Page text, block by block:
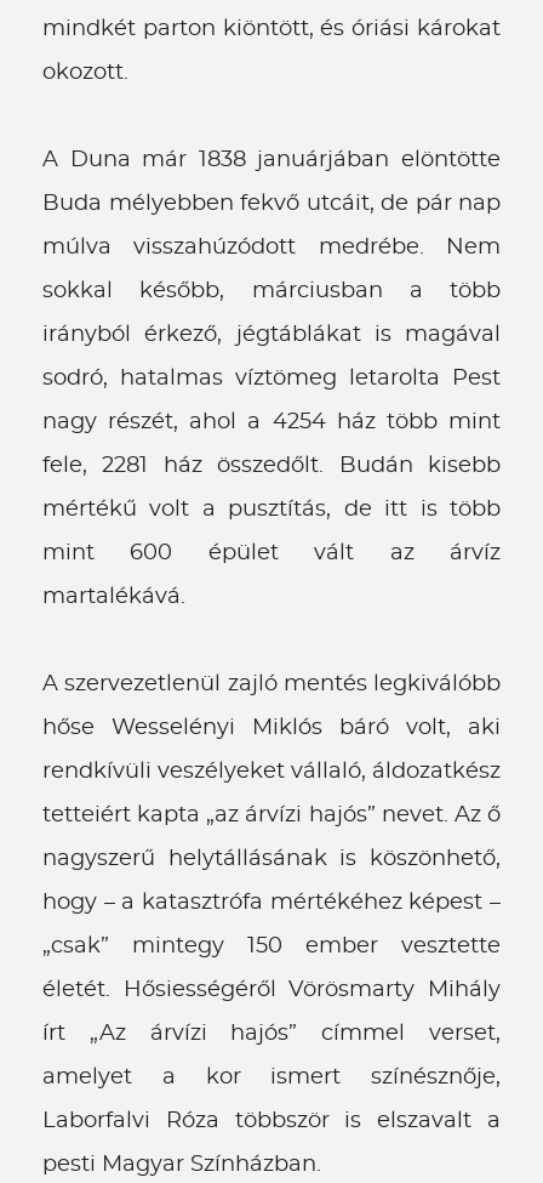
mindkét parton kiöntött, és óriási károkat
okozott.
A Duna már 1838 januárjában elöntötte
Buda mélyebben fekvő utcáit, de pár nap
múlva visszahúzódott medrébe. Nem
sokkal később, márciusban a több
irányból érkező, jégtáblákat is magával
sodró, hatalmas víztömeg letarolta Pest
nagy részét, ahol a 4254 ház több mint
fele, 2281 ház összedőlt. Budán kisebb
mértékű volt a pusztítás, de itt is több
mint 600 épület vált az árvíz
martalékává.
A szervezetlenül zajló mentés legkiválóbb
hőse Wesselényi Miklós báró volt, aki
rendkívüli veszélyeket vállaló, áldozatkész
tetteiért kapta „az árvízi hajós” nevet. Az ő
nagyszerű helytállásának is köszönhető,
hogy – a katasztrófa mértékéhez képest –
„csak” mintegy 150 ember vesztette
életét. Hősiességéről Vörösmarty Mihály
írt „Az árvízi hajós” címmel verset,
amelyet a kor ismert színésznője,
Laborfalvi Róza többször is elszavalt a
pesti Magyar Színházban.